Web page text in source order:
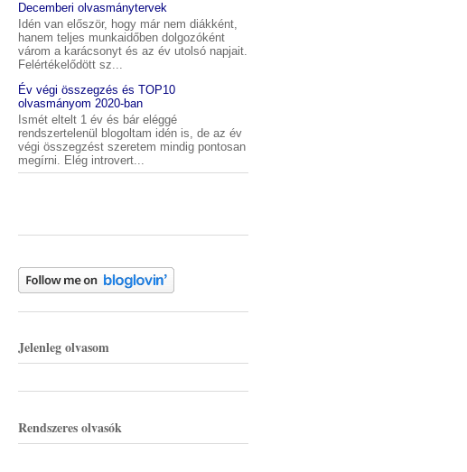
Decemberi olvasmánytervek
Idén van először, hogy már nem diákként,
hanem teljes munkaidőben dolgozóként
várom a karácsonyt és az év utolsó napjait.
Felértékelődött sz...
Év végi összegzés és TOP10
olvasmányom 2020-ban
Ismét eltelt 1 év és bár eléggé
rendszertelenül blogoltam idén is, de az év
végi összegzést szeretem mindig pontosan
megírni. Elég introvert...
Jelenleg olvasom
Rendszeres olvasók